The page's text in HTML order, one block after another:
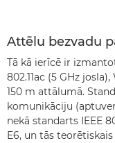
Attēlu bezvadu
Tā kā ierīcē ir
802.11ac (5 GHz
150 m attālumā.
komunikāciju
nekā standarts IEEE
E6, un tās